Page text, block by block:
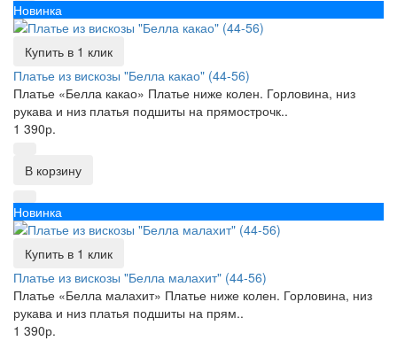
Новинка
Купить в 1 клик
Платье из вискозы "Белла какао" (44-56)
Платье «Белла какао» Платье ниже колен. Горловина, низ
рукава и низ платья подшиты на прямострочк..
1 390р.
В корзину
Новинка
Купить в 1 клик
Платье из вискозы "Белла малахит" (44-56)
Платье «Белла малахит» Платье ниже колен. Горловина, низ
рукава и низ платья подшиты на прям..
1 390р.